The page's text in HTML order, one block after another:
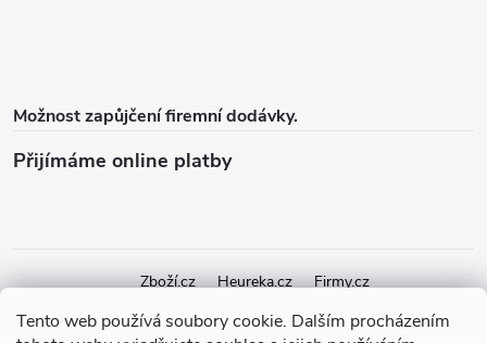
Tento web používá soubory cookie. Dalším procházením
Možnost zapůjčení firemní dodávky.
Přijímáme online platby
Zboží.cz Heureka.cz Firmy.cz